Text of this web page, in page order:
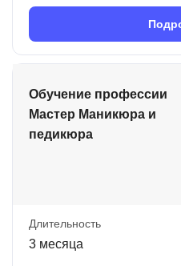
Обучение профессии
Мастер Маникюра и
педикюра
Длительность
3 месяца